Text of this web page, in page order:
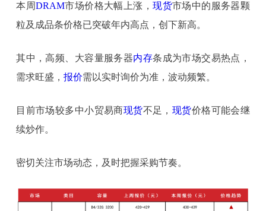
本周DRAM市场价格大幅上涨，现货市场中的服务器颗
粒及成品条价格已突破年内高点，创下新高。
其中，高频、大容量服务器内存条成为市场交易热点，
需求旺盛，报价需以实时询价为准，波动频繁。
目前市场较多中小贸易商现货不足， 现货价格可能会继
续炒作。
密切关注市场动态，及时把握采购节奏。